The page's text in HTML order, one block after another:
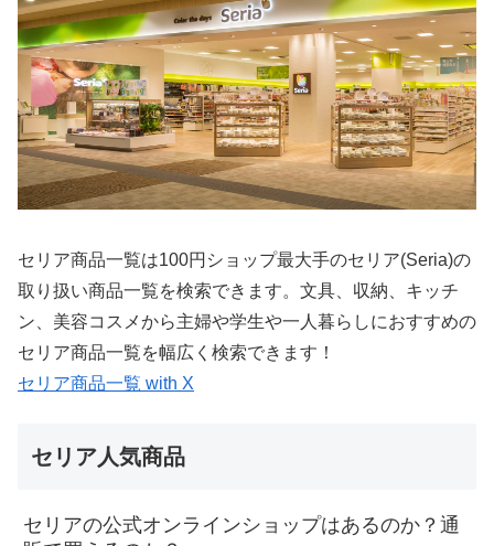
セリア商品一覧は100円ショップ最大手のセリア(Seria)の
取り扱い商品一覧を検索できます。文具、収納、キッチ
ン、美容コスメから主婦や学生や一人暮らしにおすすめの
セリア商品一覧を幅広く検索できます！
セリア商品一覧 with X
セリア人気商品
セリアの公式オンラインショップはあるのか？通